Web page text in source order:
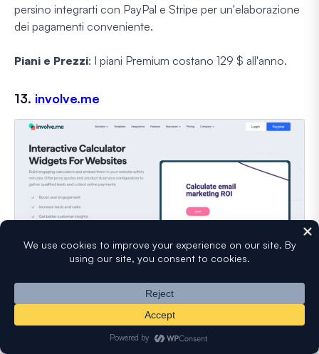
persino integrarti con PayPal e Stripe per un'elaborazione
dei pagamenti conveniente.
Piani e Prezzi: I piani Premium costano 129 $ all'anno.
13. involve.me
L'ultima voce della nostra lista, involve.me, funge da
piattaforma basata su Internet progettata per creare
componenti di contenuto dinamici e coinvolgenti. Con
essa, puoi catturare il tuo pubblico creando quiz interattivi,